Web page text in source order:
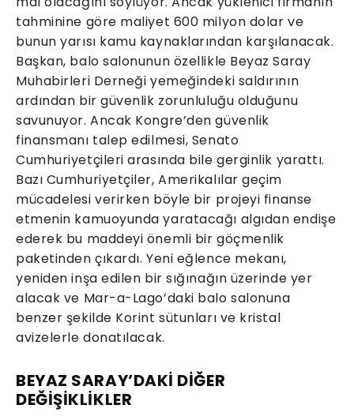
tahminine göre maliyet 600 milyon dolar ve
bunun yarısı kamu kaynaklarından karşılanacak.
Başkan, balo salonunun özellikle Beyaz Saray
Muhabirleri Derneği yemeğindeki saldırının
ardından bir güvenlik zorunluluğu olduğunu
savunuyor. Ancak Kongre’den güvenlik
finansmanı talep edilmesi, Senato
Cumhuriyetçileri arasında bile gerginlik yarattı.
Bazı Cumhuriyetçiler, Amerikalılar geçim
mücadelesi verirken böyle bir projeyi finanse
etmenin kamuoyunda yaratacağı algıdan endişe
ederek bu maddeyi önemli bir göçmenlik
paketinden çıkardı. Yeni eğlence mekanı,
yeniden inşa edilen bir sığınağın üzerinde yer
alacak ve Mar-a-Lago’daki balo salonuna
benzer şekilde Korint sütunları ve kristal
avizelerle donatılacak.
BEYAZ SARAY’DAKİ DİĞER
DEĞİŞİKLİKLER